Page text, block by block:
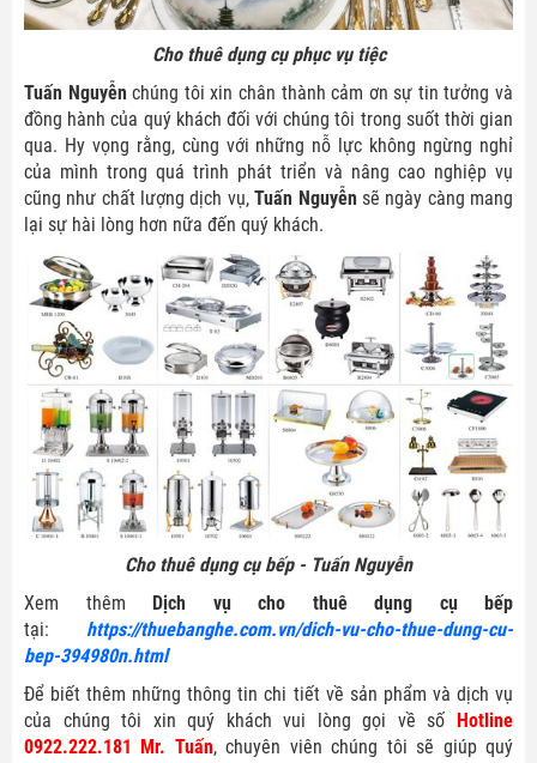
Cho thuê dụng cụ phục vụ tiệc
Tuấn Nguyễn chúng tôi xin chân thành cảm ơn sự tin tưởng và
đồng hành của quý khách đối với chúng tôi trong suốt thời gian
qua. Hy vọng rằng, cùng với những nỗ lực không ngừng nghỉ
của mình trong quá trình phát triển và nâng cao nghiệp vụ
cũng như chất lượng dịch vụ,Tuấn Nguyễn sẽ ngày càng mang
lại sự hài lòng hơn nữa đến quý khách.
Cho thuê dụng cụ bếp - Tuấn Nguyễn
Xem thêm
Dịch vụ cho thuê dụng cụ bếp
tại: https://thuebanghe.com.vn/dich-vu-cho-thue-dung-cu-
bep-394980n.html
Để biết thêm những thông tin chi tiết về sản phẩm và dịch vụ
của chúng tôi xin quý khách vui lòng gọi về số
Hotline
0922.222.181 Mr. Tuấn, chuyên viên chúng tôi sẽ giúp quý
LIÊN HỆ ĐẶT DỊCH VỤ TẠI ĐÂY
Liên hệ ngay để biết thêm chương trình khuyến mãi trong
tháng và bảng giá chi tiết của từng gói cước dịch vụ.
Họ tên
Điện thoại*
Email